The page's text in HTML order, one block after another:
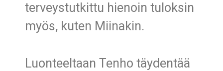
terveystutkittu hienoin tuloksin
myös, kuten Miinakin.
Luonteeltaan Tenho täydentää